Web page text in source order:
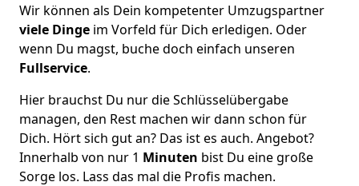
Wir können als Dein kompetenter Umzugspartner
viele Dinge im Vorfeld für Dich erledigen. Oder
wenn Du magst, buche doch einfach unseren
Fullservice.
Hier brauchst Du nur die Schlüsselübergabe
managen, den Rest machen wir dann schon für
Dich. Hört sich gut an? Das ist es auch. Angebot?
Innerhalb von nur 1 Minuten bist Du eine große
Sorge los. Lass das mal die Profis machen.